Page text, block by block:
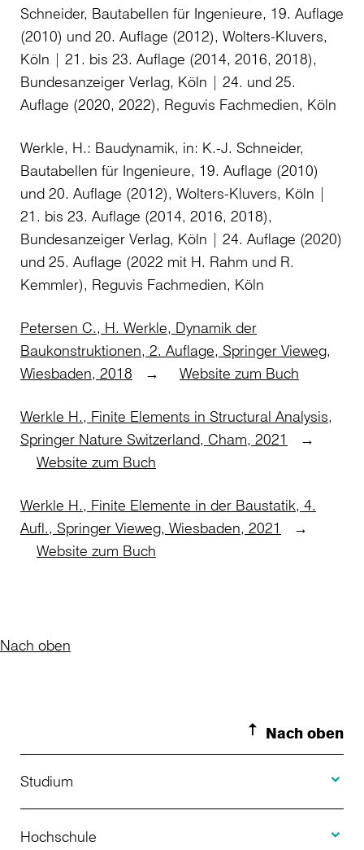
Schneider, Bautabellen für Ingenieure, 19. Auflage
(2010) und 20. Auflage (2012), Wolters-Kluvers,
Köln | 21. bis 23. Auflage (2014, 2016, 2018),
Bundesanzeiger Verlag, Köln | 24. und 25.
Auflage (2020, 2022), Reguvis Fachmedien, Köln
Werkle, H.: Baudynamik, in: K.-J. Schneider,
Bautabellen für Ingenieure, 19. Auflage (2010)
und 20. Auflage (2012), Wolters-Kluvers, Köln |
21. bis 23. Auflage (2014, 2016, 2018),
Bundesanzeiger Verlag, Köln | 24. Auflage (2020)
und 25. Auflage (2022 mit H. Rahm und R.
Kemmler), Reguvis Fachmedien, Köln
Petersen C., H. Werkle, Dynamik der
Baukonstruktionen, 2. Auflage, Springer Vieweg,
Wiesbaden, 2018 → Website zum Buch
Werkle H., Finite Elements in Structural Analysis,
Springer Nature Switzerland, Cham, 2021
→
Website zum Buch
Werkle H., Finite Elemente in der Baustatik, 4.
Aufl., Springer Vieweg, Wiesbaden, 2021
→
Website zum Buch
Nach oben
Nach oben
Studium
Studienangebot
Hochschule